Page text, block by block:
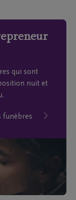
qui sont
nuit et
funèbres